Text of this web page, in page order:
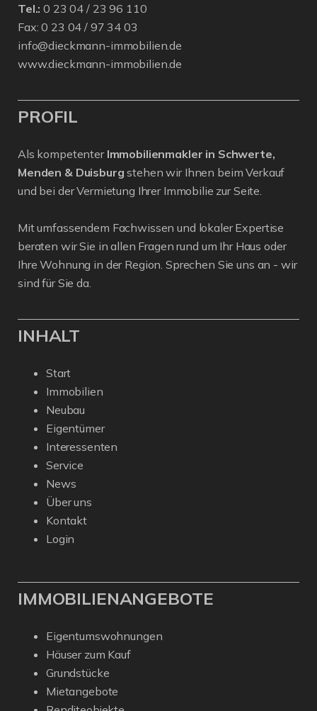
Tel.: 0 23 04 / 23 96 110
Fax: 0 23 04 / 97 34 03
info@dieckmann-immobilien.de
www.dieckmann-immobilien.de
PROFIL
Als kompetenter Immobilienmakler in Schwerte,
Menden & Duisburg stehen wir Ihnen beim Verkauf
und bei der Vermietung Ihrer Immobilie zur Seite.
Mit umfassendem Fachwissen und lokaler Expertise
beraten wir Sie in allen Fragen rund um Ihr Haus oder
Ihre Wohnung in der Region. Sprechen Sie uns an - wir
sind für Sie da.
INHALT
Start
Immobilien
Neubau
Eigentümer
Interessenten
Service
News
Über uns
Kontakt
Login
IMMOBILIENANGEBOTE
Eigentumswohnungen
Häuser zum Kauf
Grundstücke
Mietangebote